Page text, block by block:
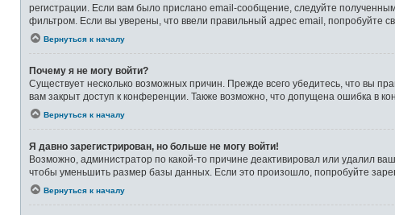
регистрации. Если вам было прислано email-сообщение, следуйте
фильтром. Если вы уверены, что ввели правильный адрес email, попробуйте
Вернуться к началу
Почему я не могу войти?
Существует несколько возможных причин. Прежде всего убедитесь, что вы
вам закрыт доступ к конференции. Также возможно, что допущена ошибка в
Вернуться к началу
Я давно зарегистрирован, но больше не могу войти!
Возможно, администратор по какой-то причине деактивировал или удалил
чтобы уменьшить размер базы данных. Если это произошло, попробуйте
Вернуться к началу